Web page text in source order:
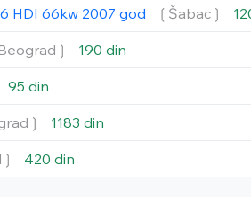
HDI 66kw 2007 god ❲Šabac❳
190 din
95 din
1183 din
420 din